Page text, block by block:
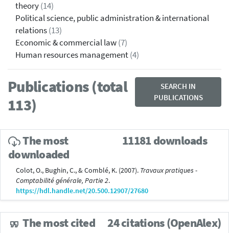
theory(14)
Political science, public administration & international
relations(13)
Economic & commercial law(7)
Human resources management(4)
Publications (total
113)
SEARCH IN
PUBLICATIONS
The most
downloaded
11181 downloads
Colot, O., Bughin, C., & Comblé, K. (2007). Travaux pratiques -
Comptabilité générale, Partie 2.
https://hdl.handle.net/20.500.12907/27680
The most cited 24 citations (OpenAlex)